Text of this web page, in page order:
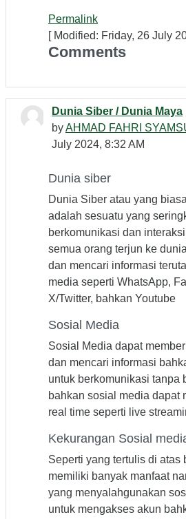
Permalink
[ Modified: Friday, 26 July
Comments
Dunia Siber / Dunia Maya
byAHMAD FAHRI
July 2024, 8:32 AM
Dunia siber
Dunia Siber atau yang
adalah sesuatu yang
berkomunikasi dan
semua orang terjun ke
dan mencari informasi
media seperti WhatsApp,
X/Twitter, bahkan Youtube
Sosial Media
Sosial Media dapat
dan mencari informasi
untuk berkomunikasi tanpa
bahkan sosial media dapat
real time seperti live
Kekurangan Sosial
Seperti yang tertulis di
memiliki banyak manfaat
yang menyalahgunakan
untuk mengakses akun